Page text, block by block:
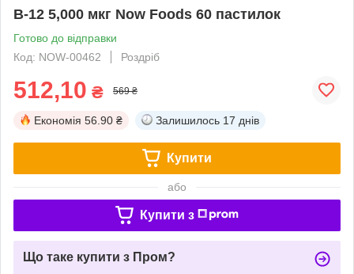
B-12 5,000 мкг Now Foods 60 пастилок
Готово до відправки
Код: NOW-00462
Роздріб
512,10 ₴ 569 ₴
Економія 56.90 ₴ Залишилось 17 днів
Купити
або
Купити з
Що таке купити з Пром?